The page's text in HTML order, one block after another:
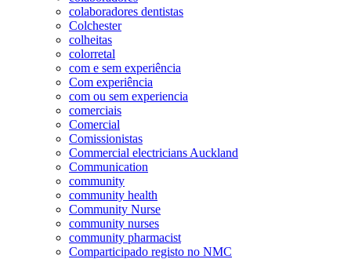
colaboradores dentistas
Colchester
colheitas
colorretal
com e sem experiência
Com experiência
com ou sem experiencia
comerciais
Comercial
Comissionistas
Commercial electricians Auckland
Communication
community
community health
Community Nurse
community nurses
community pharmacist
Comparticipado registo no NMC